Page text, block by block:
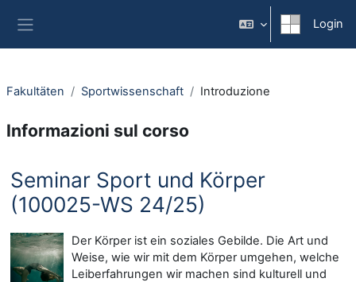
Login
Fakultäten Sportwissenschaft Introduzione
Informazioni sul corso
Seminar Sport und Körper
(100025-WS 24/25)
Der Körper ist ein soziales Gebilde. Die Art und
Weise, wie wir mit dem Körper umgehen, welche
Leiberfahrungen wir machen sind kulturell und